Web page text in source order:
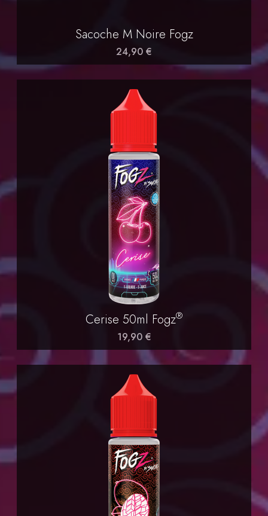
Sacoche M Noire Fogz
24,90 €
Cerise 50ml Fogz®
19,90 €